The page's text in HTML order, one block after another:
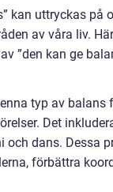
kan uttryckas på
av våra liv.
”den kan ge
typ av balans
Det
och dans. Dessa
förbättra